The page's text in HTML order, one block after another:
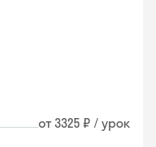
от 3325 ₽ / урок